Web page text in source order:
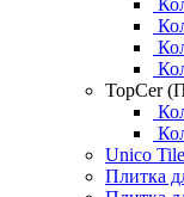
TopCer
Unico
Плитка